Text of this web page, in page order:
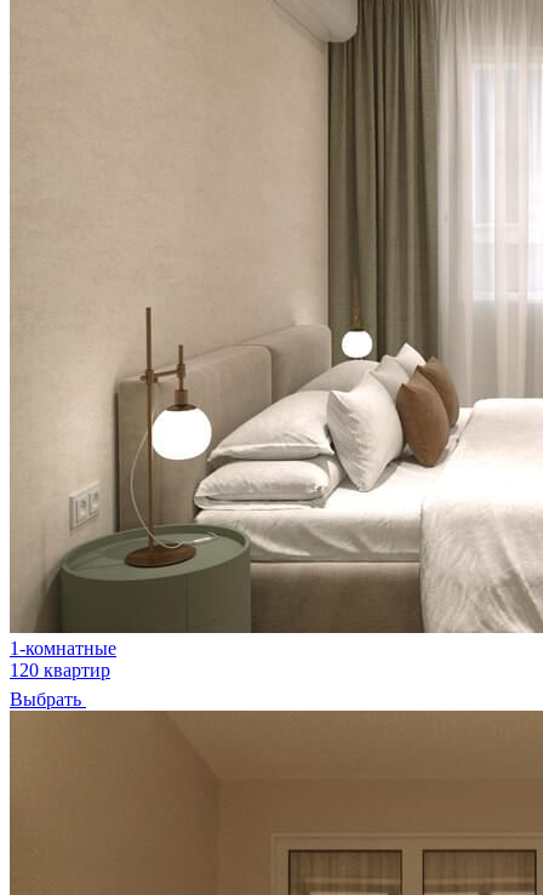
1-комнатные
120 квартир
Выбрать